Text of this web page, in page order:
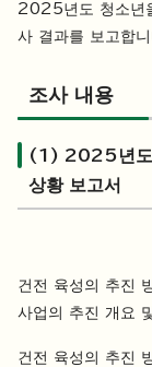
2025년도 청소년
사 결과를 보고합
조사 내용
(1) 2025년도
상황 보고서
건전 육성의 추진
사업의 추진 개요
건전 육성의 추진 방